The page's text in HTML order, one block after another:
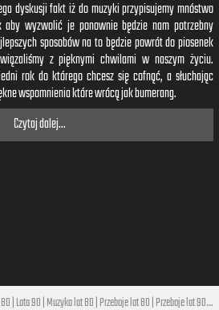
dyskusji fakt iż do muzyki przypisujemy mnóstwo
aby wyzwolić je ponownie będzie nam potrzebny
sposobów na to będzie powrót do piosenek
z pięknymi chwilami w naszym życiu.
rok do którego chcesz się cofnąć, a słuchając
wspomnienia które wrócą jak bumerang.
Czytaj dalej...
|Lata 90|Muzyka lat 80|Przeboje lat 80|Przeboje lat 90|